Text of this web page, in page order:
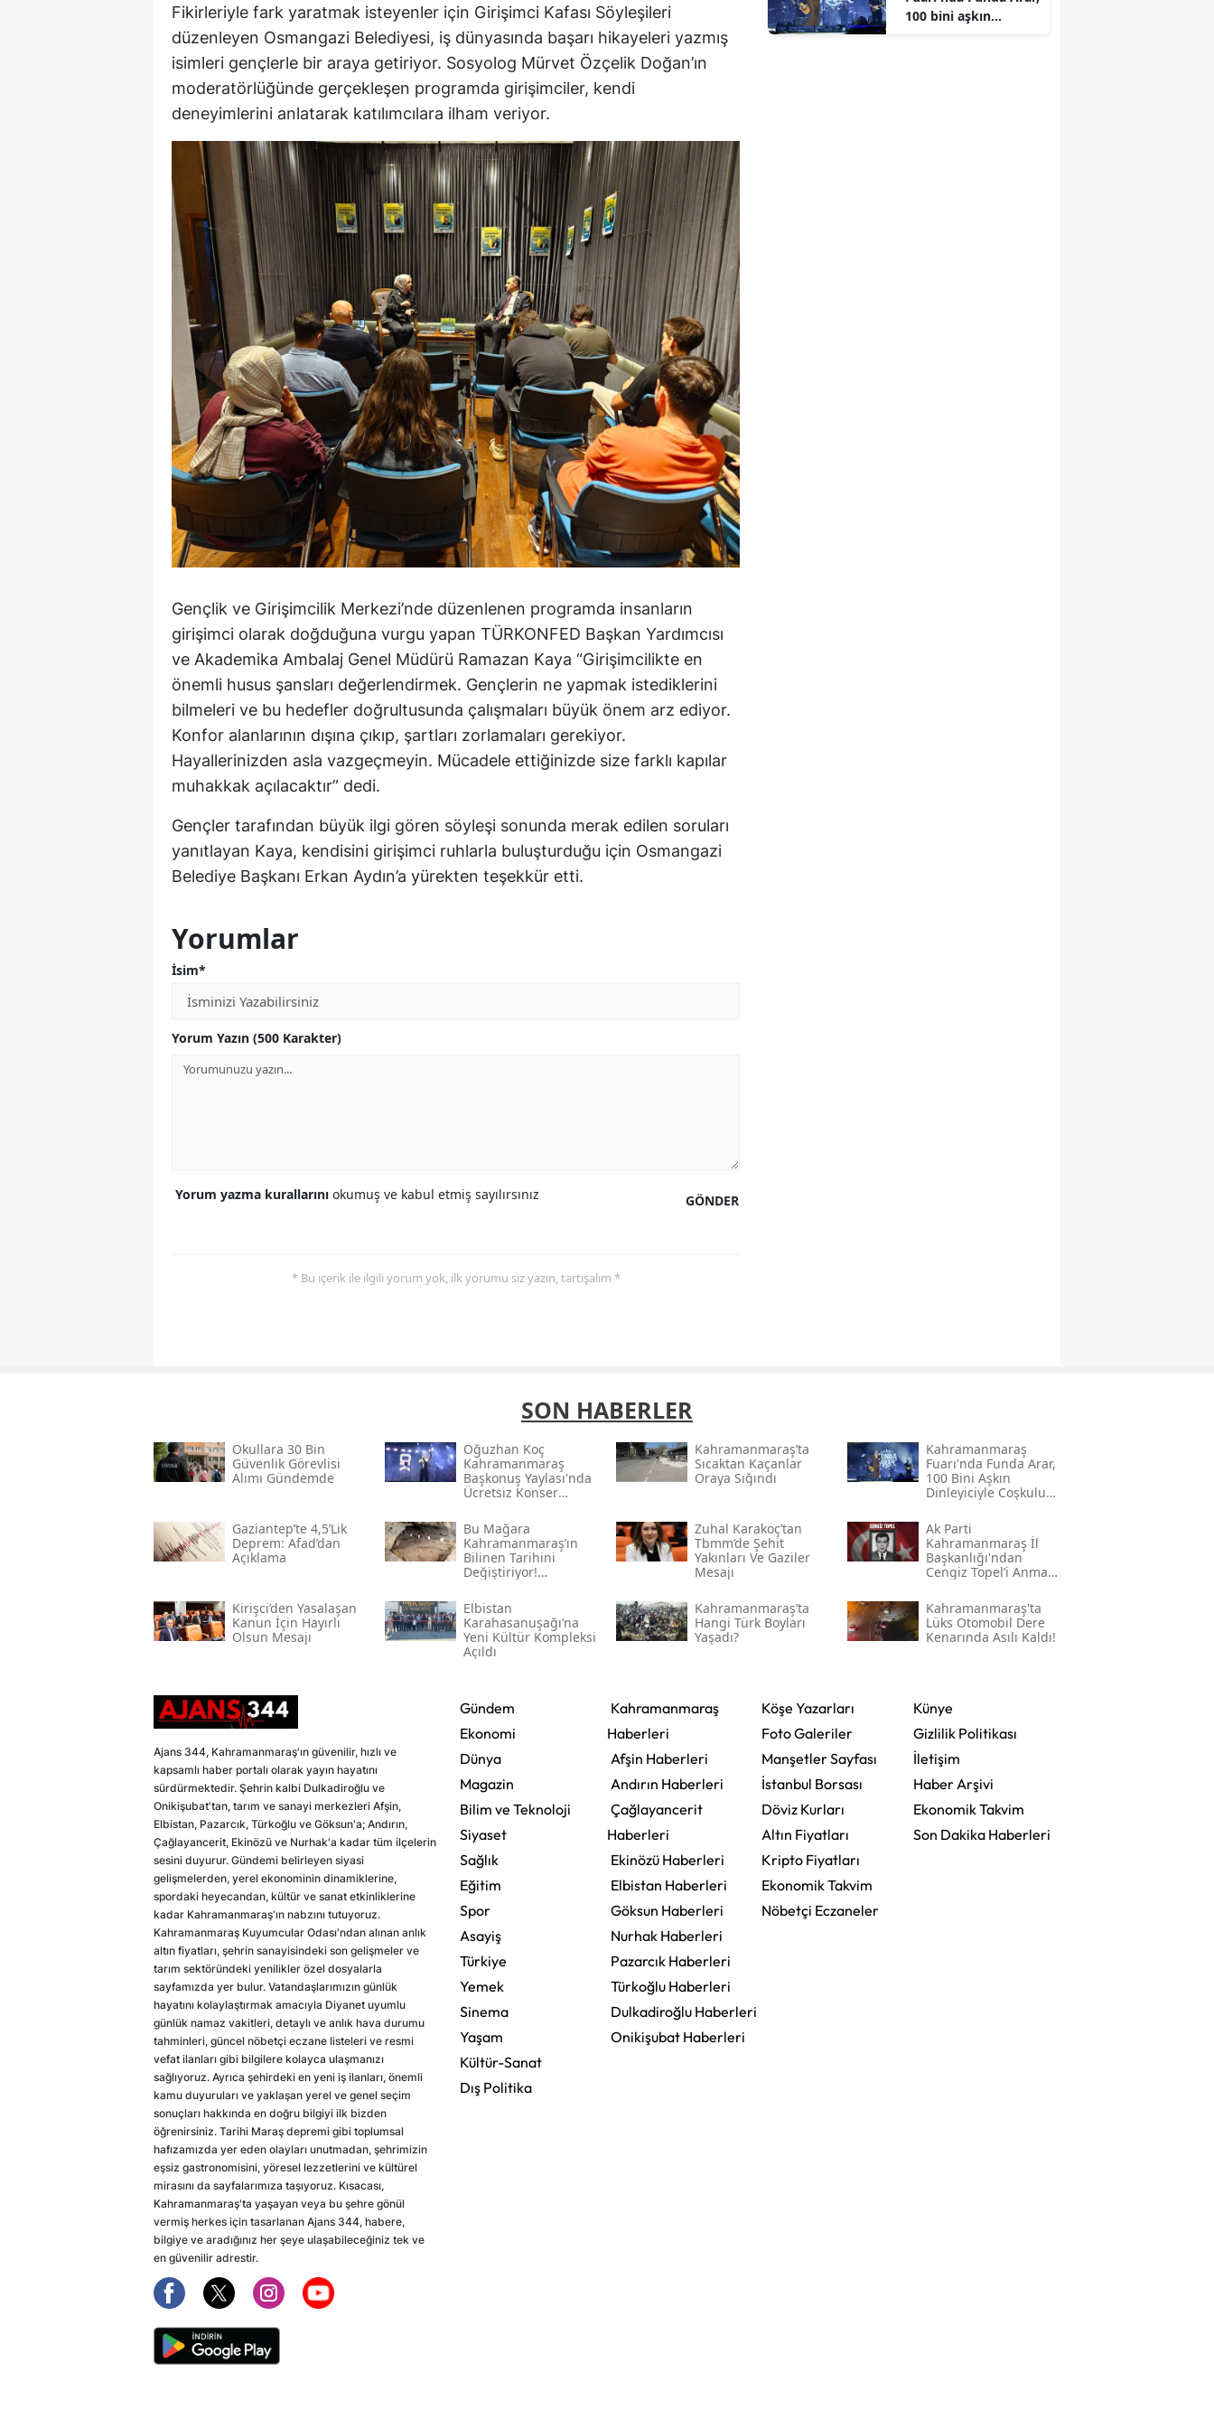
Fikirleriyle fark yaratmak isteyenler için Girişimci Kafası Söyleşileri
düzenleyen Osmangazi Belediyesi, iş dünyasında başarı hikayeleri yazmış
isimleri gençlerle bir araya getiriyor. Sosyolog Mürvet Özçelik Doğan’ın
moderatörlüğünde gerçekleşen programda girişimciler, kendi
deneyimlerini anlatarak katılımcılara ilham veriyor.
Gençlik ve Girişimcilik Merkezi’nde düzenlenen programda insanların
girişimci olarak doğduğuna vurgu yapan TÜRKONFED Başkan Yardımcısı
ve Akademika Ambalaj Genel Müdürü Ramazan Kaya “Girişimcilikte en
önemli husus şansları değerlendirmek. Gençlerin ne yapmak istediklerini
bilmeleri ve bu hedefler doğrultusunda çalışmaları büyük önem arz ediyor.
Konfor alanlarının dışına çıkıp, şartları zorlamaları gerekiyor.
Hayallerinizden asla vazgeçmeyin. Mücadele ettiğinizde size farklı kapılar
muhakkak açılacaktır” dedi.
Gençler tarafından büyük ilgi gören söyleşi sonunda merak edilen soruları
yanıtlayan Kaya, kendisini girişimci ruhlarla buluşturduğu için Osmangazi
Belediye Başkanı Erkan Aydın’a yürekten teşekkür etti.
Yorumlar
İsim*
Yorum Yazın (500 Karakter)
GÖNDER
Yorum yazma kurallarını okumuş ve kabul etmiş sayılırsınız
* Bu içerik ile ilgili yorum yok, ilk yorumu siz yazın, tartışalım *
100 bini aşkın
SON HABERLER
Okullara 30 Bin
Güvenlik Görevlisi
Alımı Gündemde
Oğuzhan Koç
Kahramanmaraş
Başkonuş Yaylası'nda
Ücretsiz Konser
Kahramanmaraş’ta
Sıcaktan Kaçanlar
Oraya Sığındı
Kahramanmaraş
Fuarı'nda Funda Arar,
100 Bini Aşkın
Dinleyiciyle Coşkulu
Gaziantep’te 4,5’lik
Deprem: Afad’dan
Açıklama
Bu Mağara
Kahramanmaraş’ın
Bilinen Tarihini
Değiştiriyor!
Eski Yerleşim İzleri
Zuhal Karakoç’tan
Tbmm’de Şehit
Yakınları Ve Gaziler
Mesajı
Ak Parti
Kahramanmaraş İl
Başkanlığı'ndan
Cengiz Topel’i Anma
Kirişci’den Yasalaşan
Kanun İçin Hayırlı
Olsun Mesajı
Elbistan
Karahasanuşağı’na
Yeni Kültür Kompleksi
Açıldı
Kahramanmaraş’ta
Hangi Türk Boyları
Yaşadı?
Kahramanmaraş'ta
Lüks Otomobil Dere
Kenarında Asılı Kaldı!
Ajans 344, Kahramanmaraş'ın güvenilir, hızlı ve
kapsamlı haber portalı olarak yayın hayatını
sürdürmektedir. Şehrin kalbi Dulkadiroğlu ve
Onikişubat'tan, tarım ve sanayi merkezleri Afşin,
Elbistan, Pazarcık, Türkoğlu ve Göksun'a; Andırın,
Çağlayancerit, Ekinözü ve Nurhak'a kadar tüm ilçelerin
sesini duyurur. Gündemi belirleyen siyasi
gelişmelerden, yerel ekonominin dinamiklerine,
spordaki heyecandan, kültür ve sanat etkinliklerine
kadar Kahramanmaraş'ın nabzını tutuyoruz.
Kahramanmaraş Kuyumcular Odası'ndan alınan anlık
altın fiyatları, şehrin sanayisindeki son gelişmeler ve
tarım sektöründeki yenilikler özel dosyalarla
sayfamızda yer bulur. Vatandaşlarımızın günlük
hayatını kolaylaştırmak amacıyla Diyanet uyumlu
günlük namaz vakitleri, detaylı ve anlık hava durumu
tahminleri, güncel nöbetçi eczane listeleri ve resmi
vefat ilanları gibi bilgilere kolayca ulaşmanızı
sağlıyoruz. Ayrıca şehirdeki en yeni iş ilanları, önemli
kamu duyuruları ve yaklaşan yerel ve genel seçim
sonuçları hakkında en doğru bilgiyi ilk bizden
öğrenirsiniz. Tarihi Maraş depremi gibi toplumsal
hafızamızda yer eden olayları unutmadan, şehrimizin
eşsiz gastronomisini, yöresel lezzetlerini ve kültürel
mirasını da sayfalarımıza taşıyoruz. Kısacası,
Kahramanmaraş'ta yaşayan veya bu şehre gönül
vermiş herkes için tasarlanan Ajans 344, habere,
bilgiye ve aradığınız her şeye ulaşabileceğiniz tek ve
en güvenilir adrestir.
Gündem
Ekonomi
Dünya
Magazin
Bilim ve Teknoloji
Siyaset
Sağlık
Eğitim
Spor
Asayiş
Türkiye
Yemek
Sinema
Yaşam
Kültür-Sanat
Dış Politika
Kahramanmaraş
Haberleri
Afşin Haberleri
Andırın Haberleri
Çağlayancerit
Haberleri
Ekinözü Haberleri
Elbistan Haberleri
Göksun Haberleri
Nurhak Haberleri
Pazarcık Haberleri
Türkoğlu Haberleri
Dulkadiroğlu Haberleri
Onikişubat Haberleri
Köşe Yazarları
Foto Galeriler
Manşetler Sayfası
İstanbul Borsası
Döviz Kurları
Altın Fiyatları
Kripto Fiyatları
Ekonomik Takvim
Nöbetçi Eczaneler
Künye
Gizlilik Politikası
İletişim
Haber Arşivi
Ekonomik Takvim
Son Dakika Haberleri